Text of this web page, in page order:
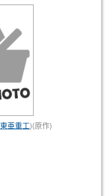
東亜重工)(原作)